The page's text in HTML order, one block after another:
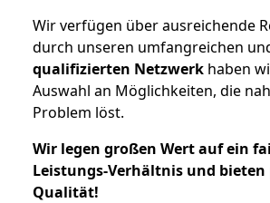
Wir verfügen über ausreichende
durch unseren umfangreichen
qualifizierten Netzwerk haben
Auswahl an Möglichkeiten, die
Problem löst.
Wir legen großen Wert auf ein
Leistungs-Verhältnis und
Qualität!